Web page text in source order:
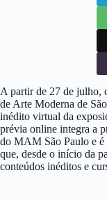
A partir de 27 de julho,
de Arte Moderna de
inédito virtual da
prévia online integra a
do MAM São Paulo e é
que, desde o início da
conteúdos inéditos e